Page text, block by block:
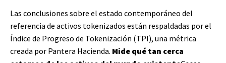
Las conclusiones sobre el estado contemporáneo del
referencia de activos tokenizados están respaldadas por el
Índice de Progreso de Tokenización (TPI), una métrica
creada por Pantera Hacienda. Mide qué tan cerca